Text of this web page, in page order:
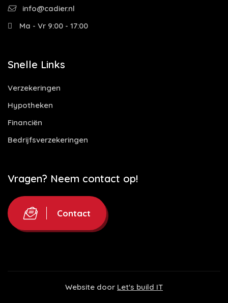
info@cadier.nl
Ma - Vr 9:00 - 17:00
Snelle Links
Verzekeringen
Hypotheken
Financiën
Bedrijfsverzekeringen
Vragen? Neem contact op!
Contact
Website door Let's build IT